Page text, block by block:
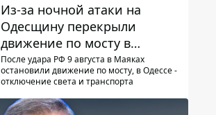
Из-за ночной атаки на
Одесщину перекрыли
движение по мосту в
Маяках - подробности от
ГНСУ
После удара РФ 9 августа в Маяках
остановили движение по мосту, в Одессе -
отключение света и транспорта